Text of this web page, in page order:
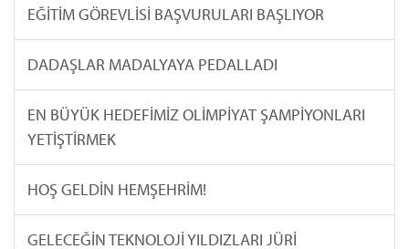
EĞİTİM GÖREVLİSİ BAŞVURULARI BAŞLIYOR
DADAŞLAR MADALYAYA PEDALLADI
EN BÜYÜK HEDEFİMİZ OLİMPİYAT ŞAMPİYONLARI
YETİŞTİRMEK
HOŞ GELDİN HEMŞEHRİM!
GELECEĞİN TEKNOLOJİ YILDIZLARI JÜRİ